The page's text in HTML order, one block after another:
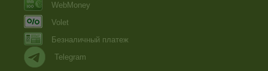
WebMoney
Volet
Безналичный платеж
Telegram